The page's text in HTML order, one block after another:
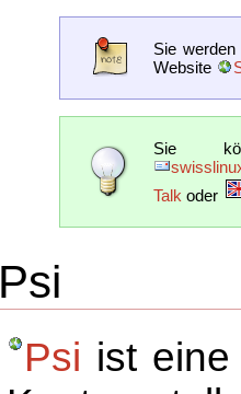
Sie
Website
Sie
Talk oder
Psi
Psi ist